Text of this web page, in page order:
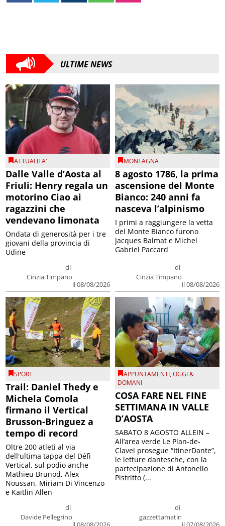
ULTIME NEWS
ATTUALITA'
Dalle Valle d’Aosta al
Friuli: Henry regala un
motorino Ciao ai
ragazzini che
vendevano limonata
di
Cinzia Timpano
il 08/08/2026
Ondata di generosità per i tre
giovani della provincia di
Udine
MONTAGNA
8 agosto 1786, la prima
ascensione del Monte
Bianco: 240 anni fa
nasceva l’alpinismo
di
Cinzia Timpano
il 08/08/2026
I primi a raggiungere la vetta
del Monte Bianco furono
Jacques Balmat e Michel
Gabriel Paccard
SPORT
Trail: Daniel Thedy e
Michela Comola
firmano il Vertical
Brusson-Bringuez a
tempo di record
di
Davide Pellegrino
Oltre 200 atleti al via
dell'ultima tappa del Défì
Vertical, sul podio anche
Mathieu Brunod, Alex
Noussan, Miriam Di Vincenzo
e Kaitlin Allen
APPUNTAMENTI,OGGI &
DOMANI
COSA FARE NEL FINE
SETTIMANA IN VALLE
D’AOSTA
di
gazzettamatin
SABATO 8 AGOSTO ALLEIN –
All’area verde Le Plan-de-
Clavel prosegue “ItinerDante”,
le letture dantesche, con la
partecipazione di Antonello
Pistritto (...